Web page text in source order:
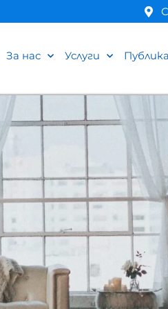
За нас Услуги